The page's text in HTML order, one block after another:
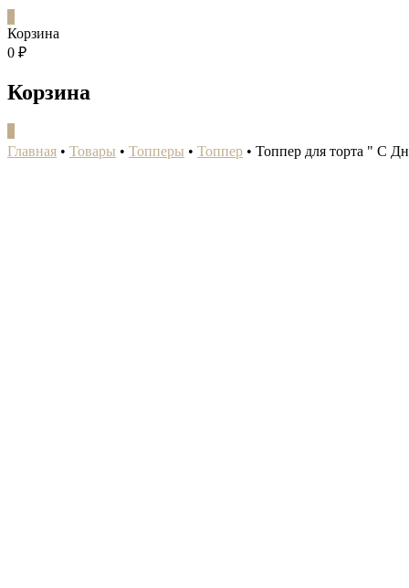
Корзина
0 ₽
Корзина
Главная • Товары • Топперы • Топпер • Топпер для торта " С